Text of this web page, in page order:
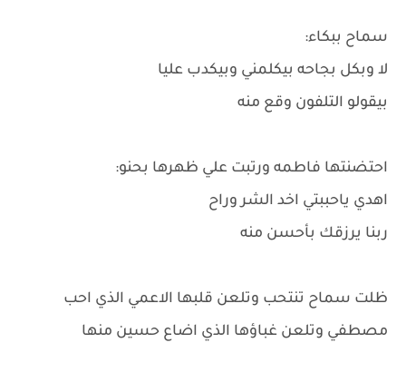
سماح ببكاء:
لا وبكل بجاحه بيكلمني وبيكدب عليا
بيقولو التلفون وقع منه
احتضنتها فاطمه ورتبت علي ظهرها بحنو:
اهدي ياحببتي اخد الشر وراح
ربنا يرزقك بأحسن منه
ظلت سماح تنتحب وتلعن قلبها الاعمي الذي احب
مصطفي وتلعن غباؤها الذي اضاع حسين منها